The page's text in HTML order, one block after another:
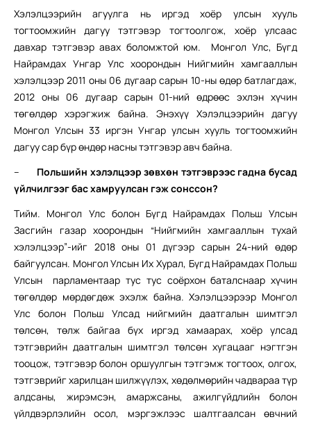
Хэлэлцээрийн агуулга нь иргэд хоёр улсын хууль
тогтоомжийн дагуу тэтгэвэр тогтоолгож, хоёр улсаас
давхар тэтгэвэр авах боломжтой юм. Монгол Улс, Бүгд
Найрамдах Унгар Улс хоорондын Нийгмийн хамгааллын
хэлэлцээр 2011 оны 06 дугаар сарын 10-ны өдөр батлагдаж,
2012 оны 06 дугаар сарын 01-ний өдрөөс эхлэн хүчин
төгөлдөр хэрэгжиж байна. Энэхүү Хэлэлцээрийн дагуу
Монгол Улсын 33 иргэн Унгар улсын хууль тогтоомжийн
дагуу сар бүр өндөр насны тэтгэвэр авч байна.
– Польшийн хэлэлцээр зөвхөн тэтгэврээс гадна бусад
үйлчилгээг бас хамруулсан гэж сонссон?
Тийм. Монгол Улс болон Бүгд Найрамдах Польш Улсын
Засгийн газар хоорондын “Нийгмийн хамгааллын тухай
хэлэлцээр”-ийг 2018 оны 01 дүгээр сарын 24-ний өдөр
байгуулсан. Монгол Улсын Их Хурал, Бүгд Найрамдах Польш
Улсын парламентаар тус тус соёрхон баталснаар хүчин
төгөлдөр мөрдөгдөж эхэлж байна. Хэлэлцээрээр Монгол
Улс болон Польш Улсад нийгмийн даатгалын шимтгэл
төлсөн, төлж байгаа бүх иргэд хамаарах, хоёр улсад
тэтгэврийн даатгалын шимтгэл төлсөн хугацааг нэгтгэн
тооцож, тэтгэвэр болон оршуулгын тэтгэмж тогтоох, олгох,
тэтгэврийг харилцан шилжүүлэх, хөдөлмөрийн чадвараа түр
алдсаны, жирэмсэн, амаржсаны, ажилгүйдлийн болон
үйлдвэрлэлийн осол, мэргэжлээс шалтгаалсан өвчний